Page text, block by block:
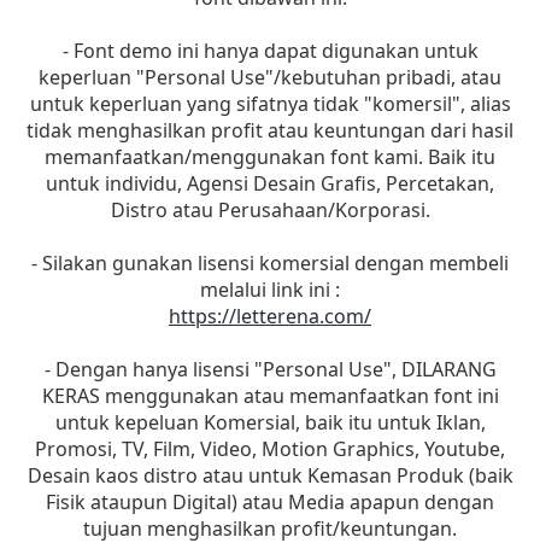
- Font demo ini hanya dapat digunakan untuk
keperluan "Personal Use"/kebutuhan pribadi, atau
untuk keperluan yang sifatnya tidak "komersil", alias
tidak menghasilkan profit atau keuntungan dari hasil
memanfaatkan/menggunakan font kami. Baik itu
untuk individu, Agensi Desain Grafis, Percetakan,
Distro atau Perusahaan/Korporasi.
- Silakan gunakan lisensi komersial dengan membeli
melalui link ini :
https://letterena.com/
- Dengan hanya lisensi "Personal Use", DILARANG
KERAS menggunakan atau memanfaatkan font ini
untuk kepeluan Komersial, baik itu untuk Iklan,
Promosi, TV, Film, Video, Motion Graphics, Youtube,
Desain kaos distro atau untuk Kemasan Produk (baik
Fisik ataupun Digital) atau Media apapun dengan
tujuan menghasilkan profit/keuntungan.